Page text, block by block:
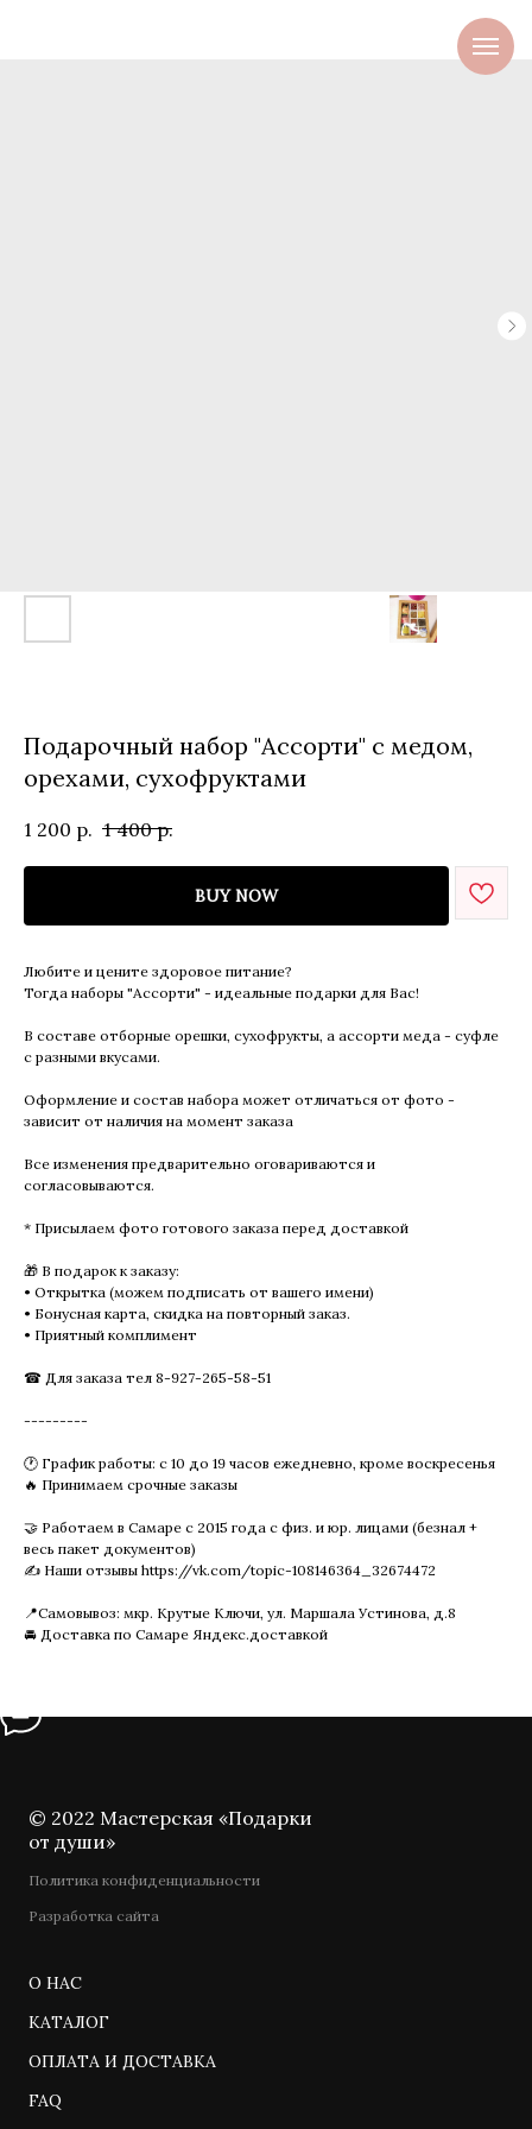
Подарочный набор "Ассорти" с медом,
орехами, сухофруктами
1 200 р. 1 400 р.
BUY NOW
Любите и цените здоровое питание?
Тогда наборы "Ассорти" - идеальные подарки для Вас!
В составе отборные орешки, сухофрукты, а ассорти меда - суфле
с разными вкусами.
Оформление и состав набора может отличаться от фото -
зависит от наличия на момент заказа
Все изменения предварительно оговариваются и
согласовываются.
* Присылаем фото готового заказа перед доставкой
🎁 В подарок к заказу:
• Открытка (можем подписать от вашего имени)
• Бонусная карта, скидка на повторный заказ.
• Приятный комплимент
☎ Для заказа тел 8-927-265-58-51
---------
🕐 График работы: с 10 до 19 часов ежедневно, кроме воскресенья
🔥 Принимаем срочные заказы
🤝 Работаем в Самаре с 2015 года с физ. и юр. лицами (безнал +
весь пакет документов)
✍ Наши отзывы https://vk.com/topic-108146364_32674472
📍Самовывоз: мкр. Крутые Ключи, ул. Маршала Устинова, д.8
🚘 Доставка по Самаре Яндекс.доставкой
© 2022 Мастерская «Подарки
от души»
Политика конфиденциальности
Разработка сайта
О НАС
КАТАЛОГ
ОПЛАТА И ДОСТАВКА
FAQ